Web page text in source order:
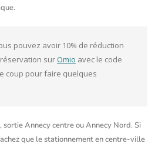
pouvez avoir 10% de réduction
sur Omio avec le code
coup pour faire quelques
sortie Annecy centre ou Annecy Nord. Si
que le stationnement en centre-ville